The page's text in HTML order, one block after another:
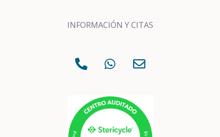
INFORMACIÓN Y CITAS